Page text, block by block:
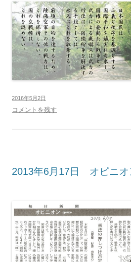
2016年5月2日
コメントを残す
2013年6月17日 オピニ